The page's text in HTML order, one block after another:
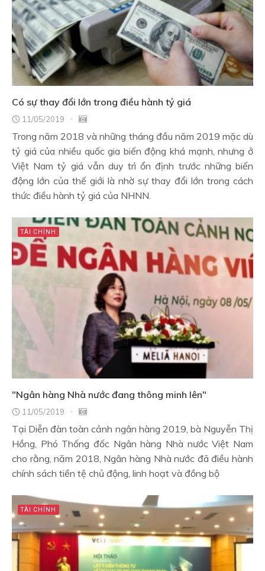
Có sự thay đổi lớn trong điều hành tỷ giá
11/05/2019
Trong năm 2018 và những tháng đầu năm 2019 mặc dù
tỷ giá của nhiều quốc gia biến động khá mạnh, nhưng ở
Việt Nam tỷ giá vẫn duy trì ổn định trước những biến
động lớn của thế giới là nhờ sự thay đổi lớn trong cách
thức điều hành tỷ giá của NHNN.
TÀI CHÍNH
"Ngân hàng Nhà nước đang thông minh lên"
11/05/2019
Tại Diễn đàn toàn cảnh ngân hàng 2019, bà Nguyễn Thị
Hồng, Phó Thống đốc Ngân hàng Nhà nước Việt Nam
cho rằng, năm 2018, Ngân hàng Nhà nước đã điều hành
chính sách tiền tệ chủ động, linh hoạt và đồng bộ
TÀI CHÍNH